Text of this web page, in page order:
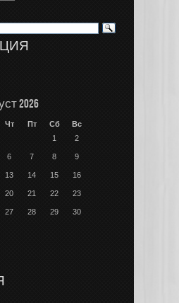
2026
Чт Пт Сб
Вс
1
2
6 7 8 9
13 14 15 16
20 21 22 23
27 28 29 30